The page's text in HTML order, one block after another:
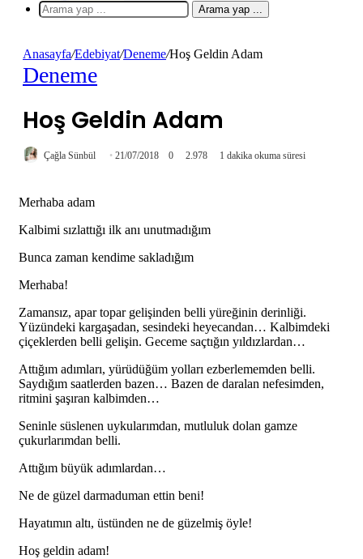
Arama yap ...
Anasayfa/Edebiyat/Deneme/Hoş Geldin Adam
Deneme
Hoş Geldin Adam
Çağla Sünbül 21/07/2018 0 2.978 1 dakika okuma süresi
Merhaba adam
Kalbimi sızlattığı ilk anı unutmadığım
Bunca zaman kendime sakladığım
Merhaba!
Zamansız, apar topar gelişinden belli yüreğinin derinliği.
Yüzündeki kargaşadan, sesindeki heyecandan… Kalbimdeki
çiçeklerden belli gelişin. Geceme saçtığın yıldızlardan…
Attığım adımları, yürüdüğüm yolları ezberlememden belli.
Saydığım saatlerden bazen… Bazen de daralan nefesimden,
ritmini şaşıran kalbimden…
Seninle süslenen uykularımdan, mutluluk dolan gamze
çukurlarımdan belli.
Attığım büyük adımlardan…
Ne de güzel darmaduman ettin beni!
Hayatımın altı, üstünden ne de güzelmiş öyle!
Hoş geldin adam!